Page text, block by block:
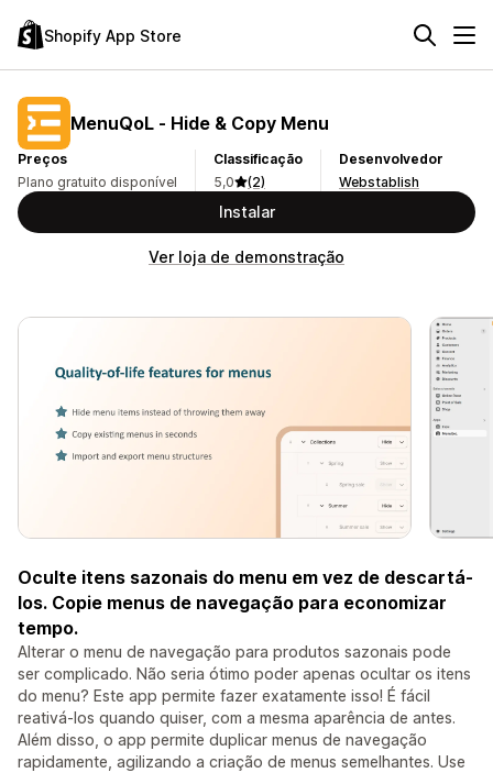
Shopify App Store
MenuQoL ‑ Hide & Copy Menu
Preços
Plano gratuito disponível
Classificação
5,0
(2)
Desenvolvedor
Webstablish
Instalar
Ver loja de demonstração
Oculte itens sazonais do menu em vez de descartá-
los. Copie menus de navegação para economizar
tempo.
Alterar o menu de navegação para produtos sazonais pode
ser complicado. Não seria ótimo poder apenas ocultar os itens
do menu? Este app permite fazer exatamente isso! É fácil
reativá-los quando quiser, com a mesma aparência de antes.
Além disso, o app permite duplicar menus de navegação
rapidamente, agilizando a criação de menus semelhantes. Use